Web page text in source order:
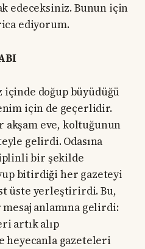
edeceksiniz. Bunun için
ediyorum.
doğup büyüdüğü
için de geçerlidir.
akşam eve, koltuğunun
gelirdi. Odasına
bir şekilde
bitirdiği her gazeteyi
üste yerleştirirdi. Bu,
anlamına gelirdi:
artık alıp
heyecanla gazeteleri